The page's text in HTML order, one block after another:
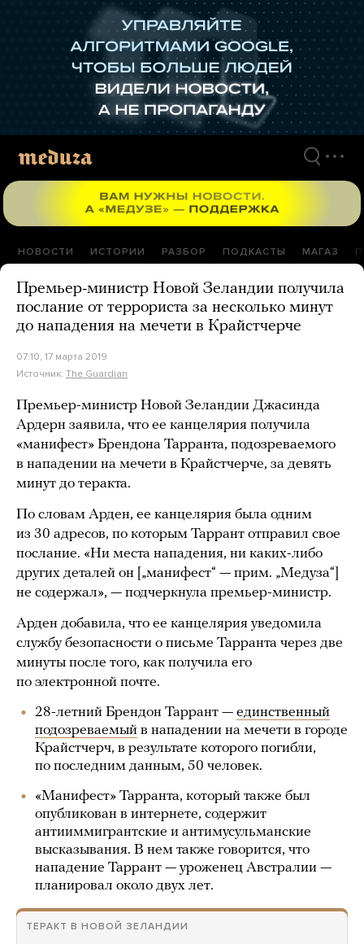
НОВОСТИ ИСТОРИИ РАЗБОР ПОДКАСТЫ МАГАЗ
Премьер-министр Новой Зеландии получила
послание от террориста за несколько минут
до нападения на мечети в Крайстчерче
07:10, 17 марта 2019
Источник: The Guardian
Премьер-министр Новой Зеландии Джасинда
Ардерн заявила, что ее канцелярия получила
«манифест» Брендона Тарранта, подозреваемого
в нападении на мечети в Крайстчерче, за девять
минут до теракта.
По словам Арден, ее канцелярия была одним
из 30 адресов, по которым Таррант отправил свое
послание. «Ни места нападения, ни каких-либо
других деталей он [„манифест“ — прим. „Медуза“]
не содержал», — подчеркнула премьер-министр.
Арден добавила, что ее канцелярия уведомила
службу безопасности о письме Тарранта через две
минуты после того, как получила его
по электронной почте.
28-летний Брендон Таррант — единственный
подозреваемый в нападении на мечети в городе
Крайстчерч, в результате которого погибли,
по последним данным, 50 человек.
«Манифест» Тарранта, который также был
опубликован в интернете, содержит
антииммигрантские и антимусульманские
высказывания. В нем также говорится, что
нападение Таррант — уроженец Австралии —
планировал около двух лет.
ТЕРАКТ В НОВОЙ ЗЕЛАНДИИ